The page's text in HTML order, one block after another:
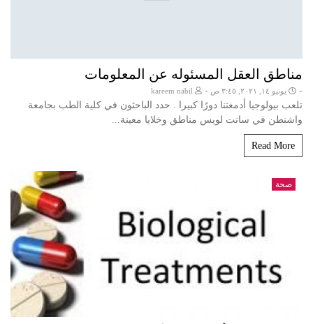
مناطق العقل المسئوله عن المعلومات
- يونيو ١٤, ٢٠٢١, ٣:٤٥ ص -
تلعب بيولوجيا أدمغتنا دورًا كبيرا . حدد الباحثون في كلية الطب بجامعة
واشنطن في سانت لويس مناطق وخلايا معينة...
Read More
صحة